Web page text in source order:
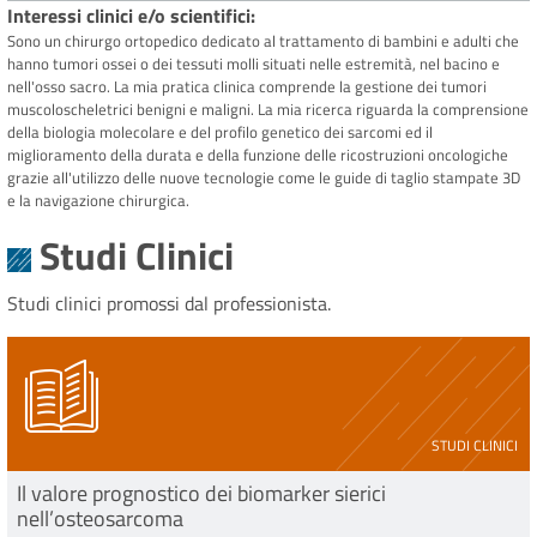
Interessi clinici e/o scientifici
Sono un chirurgo ortopedico dedicato al trattamento di bambini e adulti che
hanno tumori ossei o dei tessuti molli situati nelle estremità, nel bacino e
nell'osso sacro. La mia pratica clinica comprende la gestione dei tumori
muscoloscheletrici benigni e maligni. La mia ricerca riguarda la comprensione
della biologia molecolare e del profilo genetico dei sarcomi ed il
miglioramento della durata e della funzione delle ricostruzioni oncologiche
grazie all'utilizzo delle nuove tecnologie come le guide di taglio stampate 3D
e la navigazione chirurgica.
Studi Clinici
Studi clinici promossi dal professionista.
STUDI CLINICI
Il valore prognostico dei biomarker sierici
nell’osteosarcoma